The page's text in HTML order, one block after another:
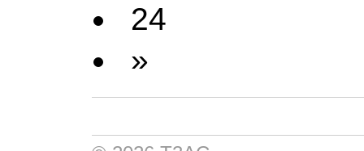
24
»